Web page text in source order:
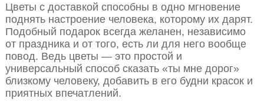
Цветы с доставкой способны в одно мгновение
поднять настроение человека, которому их дарят.
Подобный подарок всегда желанен, независимо
от праздника и от того, есть ли для него вообще
повод. Ведь цветы — это простой и
универсальный способ сказать «ты мне дорог»
близкому человеку, добавить в его будни красок и
приятных впечатлений.